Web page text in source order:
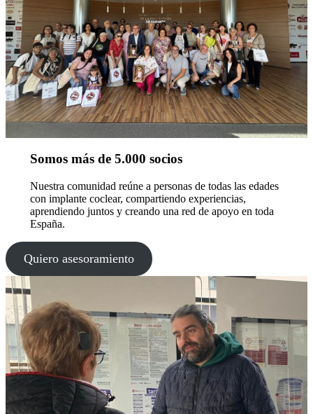
Somos más de 5.000 socios
Nuestra comunidad reúne a personas de todas las edades
con implante coclear, compartiendo experiencias,
aprendiendo juntos y creando una red de apoyo en toda
España.
Quiero asesoramiento